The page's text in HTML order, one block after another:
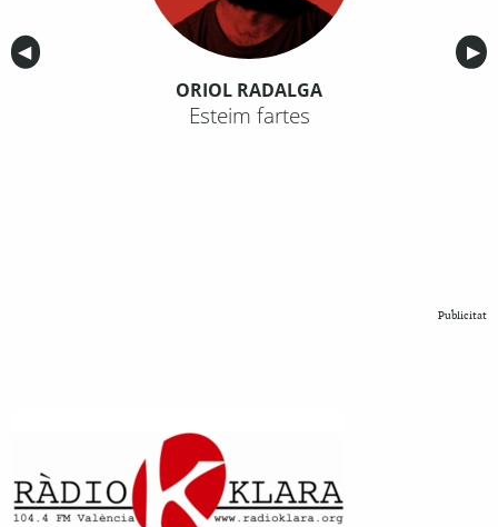
Anterior
◀︎ ▶︎
ORIOL RADALGA
Esteim fartes
Publicitat